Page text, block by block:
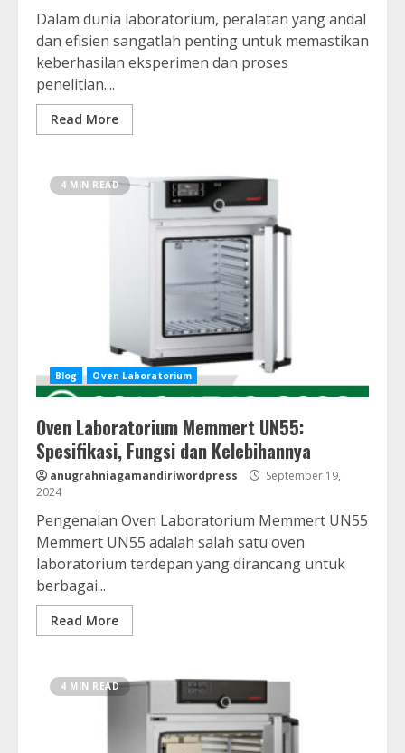
Dalam dunia laboratorium, peralatan yang andal
dan efisien sangatlah penting untuk memastikan
keberhasilan eksperimen dan proses
penelitian....
Read More
4 MIN READ
Blog Oven Laboratorium
Oven Laboratorium Memmert UN55:
Spesifikasi, Fungsi dan Kelebihannya
anugrahniagamandiriwordpress
September 19,
2024
Pengenalan Oven Laboratorium Memmert UN55
Memmert UN55 adalah salah satu oven
laboratorium terdepan yang dirancang untuk
berbagai...
Read More
4 MIN READ